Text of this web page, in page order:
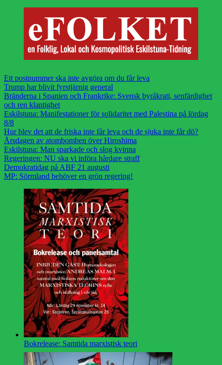
Ett postnummer ska inte avgöra om du får leva
Trump har blivit fyrstjärnig general
Bränderna i Spanien och Frankrike: Svensk byråkrati, senfärdighet
och ren klantighet
Eskilstuna: Manifestationer för solidaritet med Palestina på lördag
8/8
Hur blev det att de friska inte får leva och de sjuka inte får dö?
Årsdagen av atombomben över Hiroshima
Eskilstuna: Man sparkade och slog kvinna
Regeringen: NU ska vi införa hårdare straff
Demokratidag på ABF 21 augusti
MP: Sörmland behöver en grön regering!
Bokrelease: Samtida marxistisk teori